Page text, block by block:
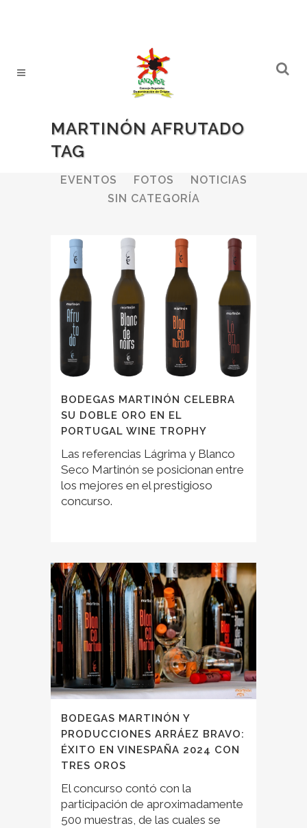
MARTINÓN AFRUTADO
TAG
ALL
EVENTOS
FOTOS
NOTICIAS
SIN CATEGORÍA
BODEGAS MARTINÓN CELEBRA
SU DOBLE ORO EN EL
PORTUGAL WINE TROPHY
Las referencias Lágrima y Blanco
Seco Martinón se posicionan entre
los mejores en el prestigioso
concurso.
BODEGAS MARTINÓN Y
PRODUCCIONES ARRÁEZ BRAVO:
ÉXITO EN VINESPAÑA 2024 CON
TRES OROS
El concurso contó con la
participación de aproximadamente
500 muestras, de las cuales se